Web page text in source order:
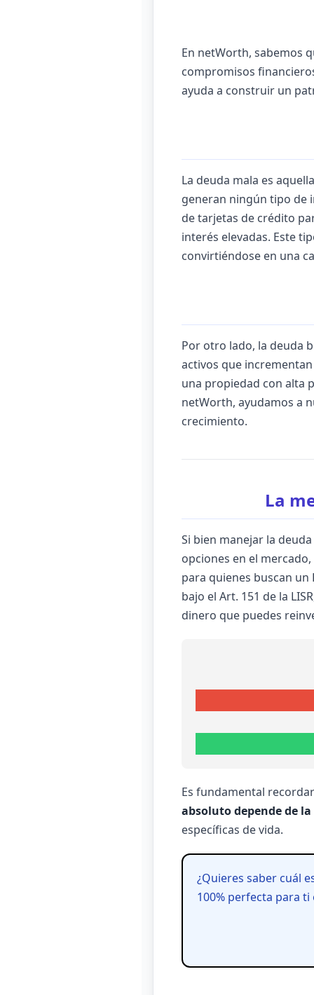
En netWorth, sabemos
compromisos
ayuda a construir un
La deuda mala es
generan ningún tipo de
de tarjetas de crédito
interés elevadas. Este
convirtiéndose en una
Por otro lado, la deuda
activos que
una propiedad con alta
netWorth, ayudamos a
crecimiento.
La
Si bien manejar la
opciones en el
para quienes buscan un
bajo el Art. 151 de la
dinero que puedes
Es fundamental
absoluto depende de
específicas de vida.
¿Quieres saber cuál
100% perfecta para